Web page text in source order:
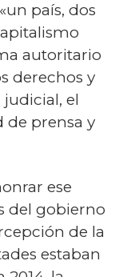
país, dos
autoritario
derechos y
el
de prensa y
ese
del gobierno
de la
estaban